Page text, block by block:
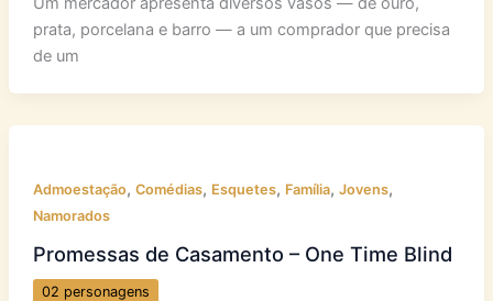
prata, porcelana e barro — a um comprador que precisa
de um
Admoestação, Comédias, Esquetes, Família, Jovens,
Namorados
Promessas de Casamento – One Time Blind
02 personagens